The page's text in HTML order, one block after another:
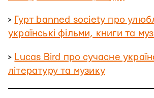
>
Гурт banned society про
українські фільми, книги та
> Lucas Bird про сучасне
літературу та музику